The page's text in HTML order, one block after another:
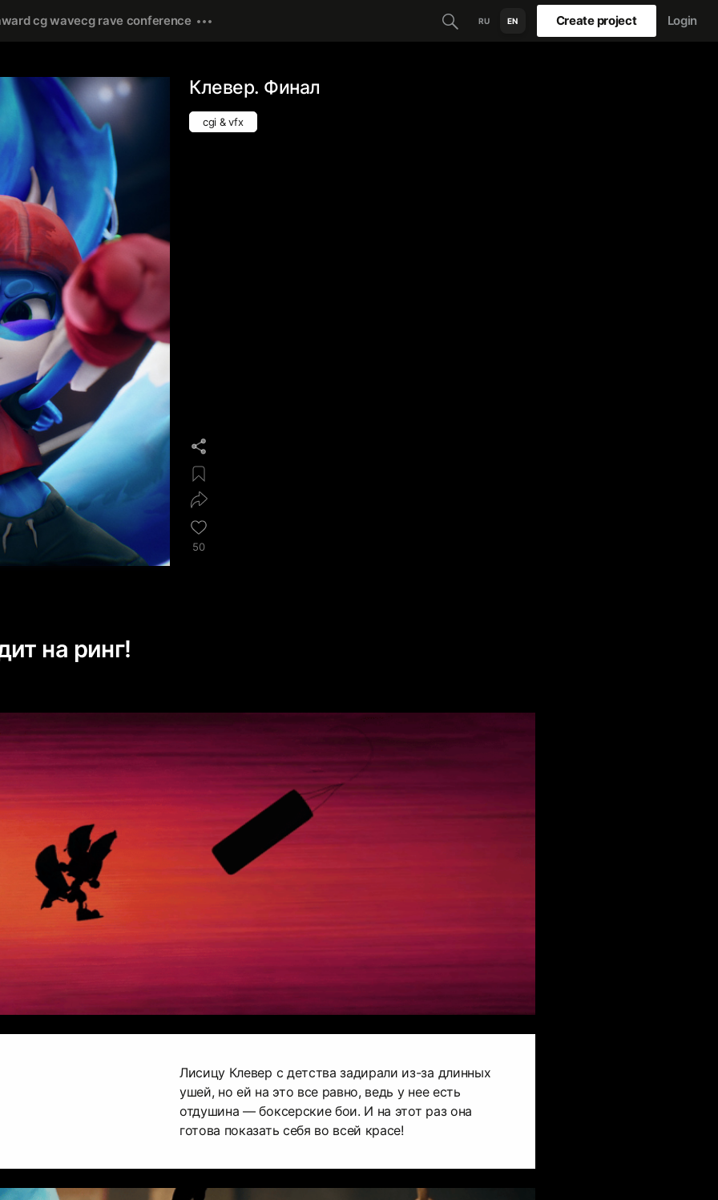
cg wavecg rave conference RU EN Create project Login
Клевер. Финал
cgi & vfx
50
на ринг!
Лисицу Клевер с детства задирали из-за длинных
ушей, но ей на это все равно, ведь у нее есть
отдушина — боксерские бои. И на этот раз она
готова показать себя во всей красе!